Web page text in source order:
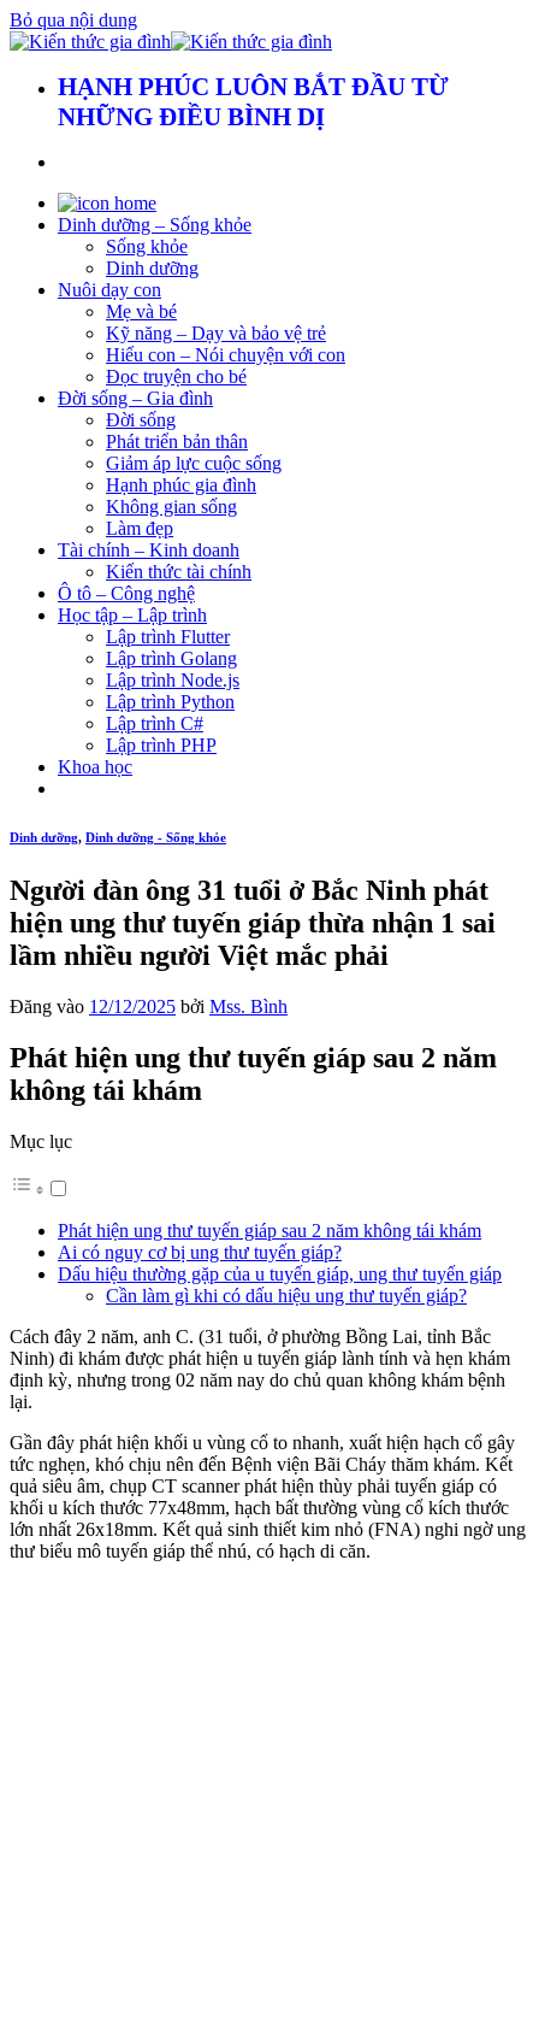
Bỏ qua nội dung
HẠNH PHÚC LUÔN BẮT ĐẦU TỪ
NHỮNG ĐIỀU BÌNH DỊ
Dinh dưỡng – Sống khỏe
Sống khỏe
Dinh dưỡng
Nuôi dạy con
Mẹ và bé
Kỹ năng – Dạy và bảo vệ trẻ
Hiểu con – Nói chuyện với con
Đọc truyện cho bé
Đời sống – Gia đình
Đời sống
Phát triển bản thân
Giảm áp lực cuộc sống
Hạnh phúc gia đình
Không gian sống
Làm đẹp
Tài chính – Kinh doanh
Kiến thức tài chính
Ô tô – Công nghệ
Học tập – Lập trình
Lập trình Flutter
Lập trình Golang
Lập trình Node.js
Lập trình Python
Lập trình C#
Lập trình PHP
Khoa học
Dinh dưỡng, Dinh dưỡng - Sống khỏe
Người đàn ông 31 tuổi ở Bắc Ninh phát
hiện ung thư tuyến giáp thừa nhận 1 sai
lầm nhiều người Việt mắc phải
Đăng vào 12/12/2025 bởi Mss. Bình
Phát hiện ung thư tuyến giáp sau 2 năm
không tái khám
Mục lục
Phát hiện ung thư tuyến giáp sau 2 năm không tái khám
Ai có nguy cơ bị ung thư tuyến giáp?
Dấu hiệu thường gặp của u tuyến giáp, ung thư tuyến giáp
Cần làm gì khi có dấu hiệu ung thư tuyến giáp?
Cách đây 2 năm, anh C. (31 tuổi, ở phường Bồng Lai, tỉnh Bắc
Ninh) đi khám được phát hiện u tuyến giáp lành tính và hẹn khám
định kỳ, nhưng trong 02 năm nay do chủ quan không khám bệnh
lại.
Gần đây phát hiện khối u vùng cổ to nhanh, xuất hiện hạch cổ gây
tức nghẹn, khó chịu nên đến Bệnh viện Bãi Cháy thăm khám. Kết
quả siêu âm, chụp CT scanner phát hiện thùy phải tuyến giáp có
khối u kích thước 77x48mm, hạch bất thường vùng cổ kích thước
lớn nhất 26x18mm. Kết quả sinh thiết kim nhỏ (FNA) nghi ngờ ung
thư biểu mô tuyến giáp thể nhú, có hạch di căn.